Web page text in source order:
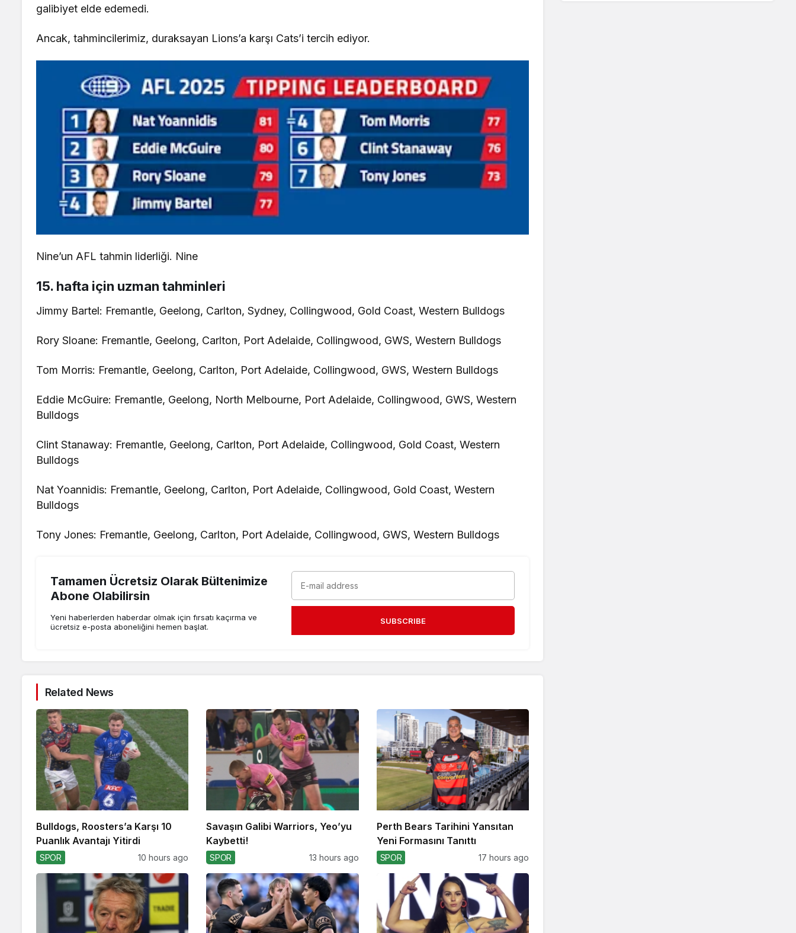
galibiyet elde edemedi.
Ancak, tahmincilerimiz, duraksayan Lions’a karşı Cats’i tercih ediyor.
Nine’un AFL tahmin liderliği. Nine
15. hafta için uzman tahminleri
Jimmy Bartel: Fremantle, Geelong, Carlton, Sydney, Collingwood, Gold Coast, Western Bulldogs
Rory Sloane: Fremantle, Geelong, Carlton, Port Adelaide, Collingwood, GWS, Western Bulldogs
Tom Morris: Fremantle, Geelong, Carlton, Port Adelaide, Collingwood, GWS, Western Bulldogs
Eddie McGuire: Fremantle, Geelong, North Melbourne, Port Adelaide, Collingwood, GWS, Western
Bulldogs
Clint Stanaway: Fremantle, Geelong, Carlton, Port Adelaide, Collingwood, Gold Coast, Western
Bulldogs
Nat Yoannidis: Fremantle, Geelong, Carlton, Port Adelaide, Collingwood, Gold Coast, Western
Bulldogs
Tony Jones: Fremantle, Geelong, Carlton, Port Adelaide, Collingwood, GWS, Western Bulldogs
Tamamen Ücretsiz Olarak Bültenimize
Abone Olabilirsin
Yeni haberlerden haberdar olmak için fırsatı kaçırma ve
ücretsiz e-posta aboneliğini hemen başlat.
SUBSCRIBE
Related News
Bulldogs, Roosters’a Karşı 10
Puanlık Avantajı Yitirdi
SPOR 10 hours ago
Savaşın Galibi Warriors, Yeo’yu
Kaybetti!
SPOR 13 hours ago
Perth Bears Tarihini Yansıtan
Yeni Formasını Tanıttı
SPOR 17 hours ago